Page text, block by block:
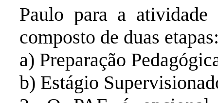
Paulo para a atividade
composto de duas
a) Preparação
b) Estágio